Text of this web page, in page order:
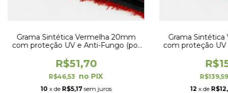
Grama Sintética Vermelha 20mm
com proteção UV e Anti-Fungo (por
R$51,70
R$46,53
10 x de R$5,17 sem juros
Grama
com proteção
12 x de